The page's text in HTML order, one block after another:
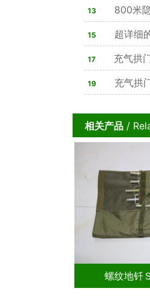
读懂现代隐蔽
13
800米
察密码
15 超详细
17 充气拱
19 充气拱
相关产品 /
螺纹地钎Ｓ